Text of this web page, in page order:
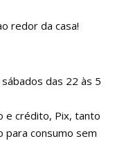
redor da casa!
das 22 às 5
e crédito, Pix, tanto
para consumo sem